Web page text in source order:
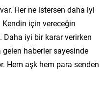
Her ne istersen daha iyi
için vereceğin
iyi bir karar verirken
gelen haberler sayesinde
Hem aşk hem para senden